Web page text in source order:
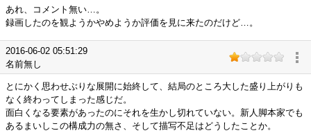
あれ、コメント無い…。
録画したのを観ようかやめようか評価を見に来たのだけど…。
2016-06-02 05:51:29
名前無し
とにかく思わせぶりな展開に始終して、結局のところ大した盛り上がりも
なく終わってしまった感じだ。
面白くなる要素があったのにそれを生かし切れていない。新人脚本家でも
あるまいしこの構成力の無さ、そして描写不足はどうしたことか。